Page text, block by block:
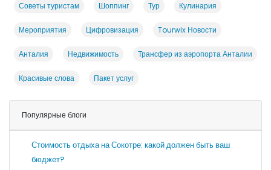
Советы туристам Шоппинг Тур Кулинария
Мероприятия Цифровизация Tourwix Новости
Анталия Недвижимость Трансфер из аэропорта Анталии
Красивые слова Пакет услуг
Популярные блоги
Стоимость отдыха на Сокотре: какой должен быть ваш
бюджет?